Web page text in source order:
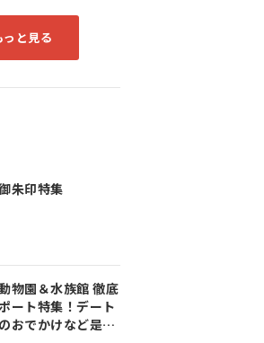
と見る
朱印特集
物園＆水族館 徹底
ート特集！デート
おでかけなど是非